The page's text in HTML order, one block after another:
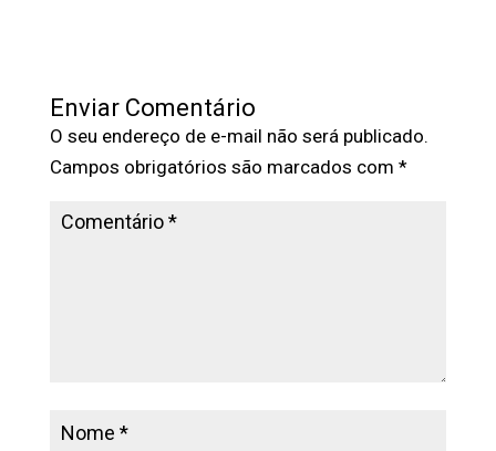
Enviar Comentário
O seu endereço de e-mail não será publicado.
Campos obrigatórios são marcados com *